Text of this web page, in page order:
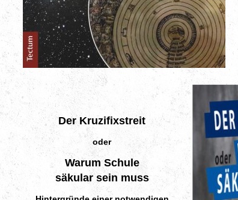
Der Kruzifixstreit
oder
Warum Schule
säkular sein muss